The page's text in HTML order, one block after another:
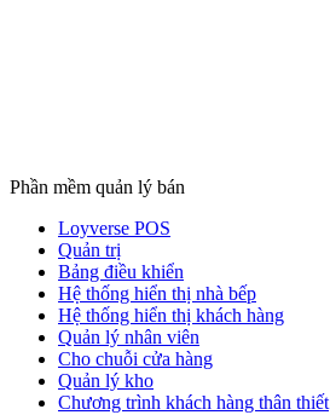
Phần mềm quản lý bán
Loyverse POS
Quản trị
Bảng điều khiển
Hệ thống hiển thị nhà bếp
Hệ thống hiển thị khách hàng
Quản lý nhân viên
Cho chuỗi cửa hàng
Quản lý kho
Chương trình khách hàng thân thiết